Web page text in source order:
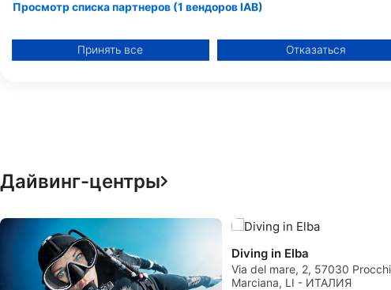
Дайвинг-центры
Diving in Elba
Via del mare, 2, 57030
Marciana, LI - ИТАЛИЯ
Просмотр списка партнеров (1 вендоров IAB)
Цели обработки ОВД:
Использование профилей для выбора персонализированного
Определение эффективности рекламы
Принять все Отказаться